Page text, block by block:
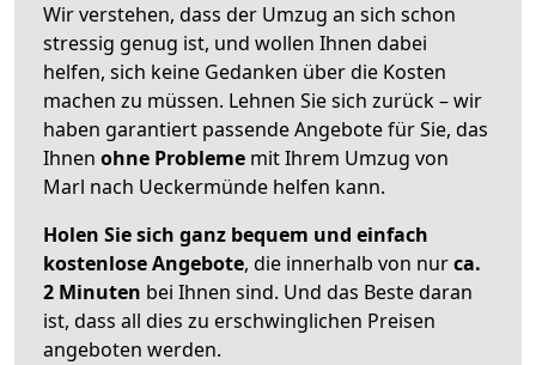
Wir verstehen, dass der Umzug an sich schon
stressig genug ist, und wollen Ihnen dabei
helfen, sich keine Gedanken über die Kosten
machen zu müssen. Lehnen Sie sich zurück – wir
haben garantiert passende Angebote für Sie, das
Ihnen ohne Probleme mit Ihrem Umzug von
Marl nach Ueckermünde helfen kann.
Holen Sie sich ganz bequem und einfach
kostenlose Angebote, die innerhalb von nurca.
2 Minuten bei Ihnen sind. Und das Beste daran
ist, dass all dies zu erschwinglichen Preisen
angeboten werden.